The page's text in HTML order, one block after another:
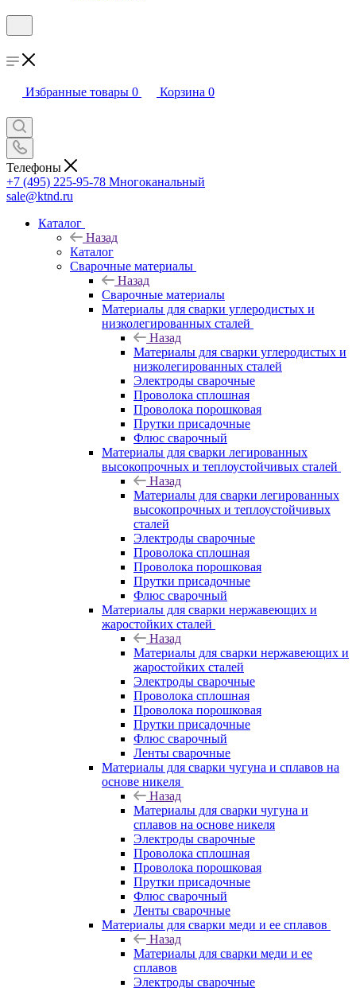
Избранные товары 0 Корзина 0
Телефоны
+7 (495) 225-95-78 Многоканальный
sale@ktnd.ru
Каталог
Назад
Каталог
Сварочные материалы
Назад
Сварочные материалы
Материалы для сварки углеродистых и
низколегированных сталей
Назад
Материалы для сварки углеродистых и
низколегированных сталей
Электроды сварочные
Проволока сплошная
Проволока порошковая
Прутки присадочные
Флюс сварочный
Материалы для сварки легированных
высокопрочных и теплоустойчивых сталей
Назад
Материалы для сварки легированных
высокопрочных и теплоустойчивых
сталей
Электроды сварочные
Проволока сплошная
Проволока порошковая
Прутки присадочные
Флюс сварочный
Материалы для сварки нержавеющих и
жаростойких сталей
Назад
Материалы для сварки нержавеющих и
жаростойких сталей
Электроды сварочные
Проволока сплошная
Проволока порошковая
Прутки присадочные
Флюс сварочный
Ленты сварочные
Материалы для сварки чугуна и сплавов на
основе никеля
Назад
Материалы для сварки чугуна и
сплавов на основе никеля
Электроды сварочные
Проволока сплошная
Проволока порошковая
Прутки присадочные
Флюс сварочный
Ленты сварочные
Материалы для сварки меди и ее сплавов
Назад
Материалы для сварки меди и ее
сплавов
Электроды сварочные